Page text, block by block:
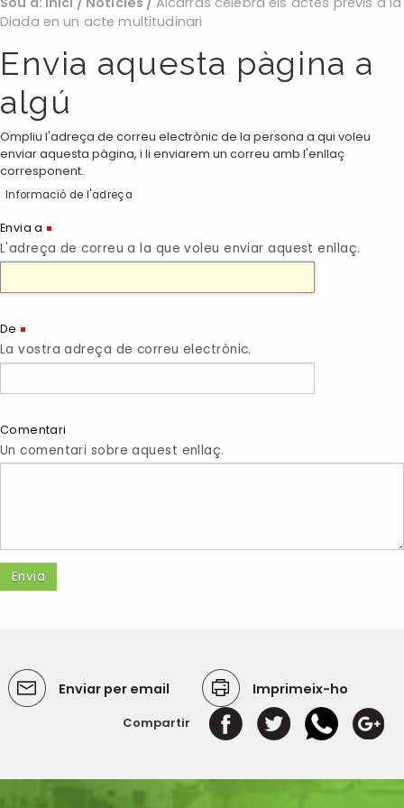
Diada en un acte multitudinari
Envia aquesta pàgina a
algú
Ompliu l'adreça de correu electrònic de la persona a qui voleu
enviar aquesta pàgina, i li enviarem un correu amb l'enllaç
corresponent.
Informació de l'adreça
Envia a
L'adreça de correu a la que voleu enviar aquest enllaç.
De
La vostra adreça de correu electrònic.
Comentari
Un comentari sobre aquest enllaç.
Enviar per email Imprimeix-ho
Compartir